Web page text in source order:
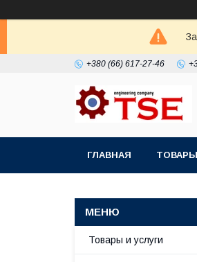
+380 (66) 617-27-46
ГЛАВНАЯ
Товары и услуги